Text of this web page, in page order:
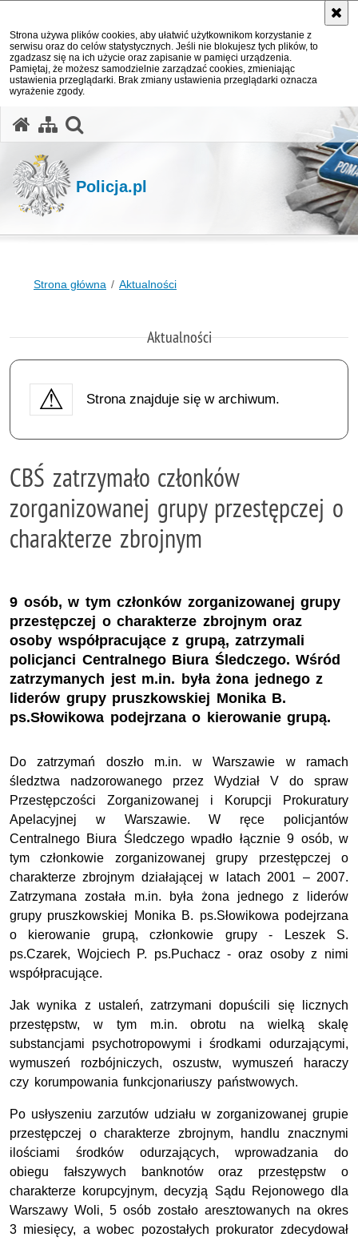
Strona używa plików cookies, aby ułatwić użytkownikom korzystanie z
serwisu oraz do celów statystycznych. Jeśli nie blokujesz tych plików, to
zgadzasz się na ich użycie oraz zapisanie w pamięci urządzenia.
Pamiętaj, że możesz samodzielnie zarządzać cookies, zmieniając
ustawienia przeglądarki. Brak zmiany ustawienia przeglądarki oznacza
wyrażenie zgody.
Policja.pl
Strona główna Aktualności
Aktualności
Strona znajduje się w archiwum.
CBŚ zatrzymało członków
zorganizowanej grupy przestępczej o
charakterze zbrojnym
9 osób, w tym członków zorganizowanej grupy
przestępczej o charakterze zbrojnym oraz
osoby współpracujące z grupą, zatrzymali
policjanci Centralnego Biura Śledczego. Wśród
zatrzymanych jest m.in. była żona jednego z
liderów grupy pruszkowskiej Monika B.
ps.Słowikowa podejrzana o kierowanie grupą.
Do zatrzymań doszło m.in. w Warszawie w ramach
śledztwa nadzorowanego przez Wydział V do spraw
Przestępczości Zorganizowanej i Korupcji Prokuratury
Apelacyjnej w Warszawie. W ręce policjantów
Centralnego Biura Śledczego wpadło łącznie 9 osób, w
tym członkowie zorganizowanej grupy przestępczej o
charakterze zbrojnym działającej w latach 2001 – 2007.
Zatrzymana została m.in. była żona jednego z liderów
grupy pruszkowskiej Monika B. ps.Słowikowa podejrzana
o kierowanie grupą, członkowie grupy - Leszek S.
ps.Czarek, Wojciech P. ps.Puchacz - oraz osoby z nimi
współpracujące.
Jak wynika z ustaleń, zatrzymani dopuścili się licznych
przestępstw, w tym m.in. obrotu na wielką skalę
substancjami psychotropowymi i środkami odurzającymi,
wymuszeń rozbójniczych, oszustw, wymuszeń haraczy
czy korumpowania funkcjonariuszy państwowych.
Po usłyszeniu zarzutów udziału w zorganizowanej grupie
przestępczej o charakterze zbrojnym, handlu znacznymi
ilościami środków odurzających, wprowadzania do
obiegu fałszywych banknotów oraz przestępstw o
charakterze korupcyjnym, decyzją Sądu Rejonowego dla
Warszawy Woli, 5 osób zostało aresztowanych na okres
3 miesięcy, a wobec pozostałych prokurator zdecydował